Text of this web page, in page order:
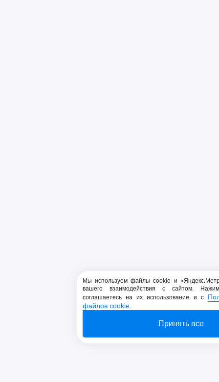
Мы используем файлы cookie и
вашего взаимодействия с сайтом.
соглашаетесь на их использование и с
файлов cookie.
Принять все